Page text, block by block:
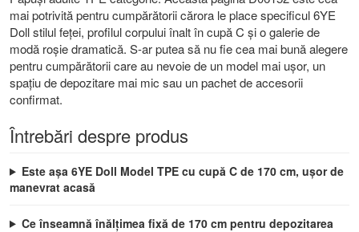
mai potrivită pentru cumpărătorii cărora le place specificul 6YE
Doll stilul feței, profilul corpului înalt în cupă C și o galerie de
modă roșie dramatică. S-ar putea să nu fie cea mai bună alegere
pentru cumpărătorii care au nevoie de un model mai ușor, un
spațiu de depozitare mai mic sau un pachet de accesorii
confirmat.
Întrebări despre produs
Este așa 6YE Doll Model TPE cu cupă C de 170 cm, ușor de
manevrat acasă
Ce înseamnă înălțimea fixă ​​de 170 cm pentru depozitarea